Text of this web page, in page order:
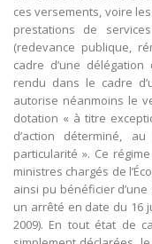
ces versements, voire
prestations de
(redevance publique,
cadre d’une
rendu dans le cadre
autorise néanmoins le
dotation « à titre
d’action déterminé,
particularité ». Ce
ministres chargés de
ainsi pu bénéficier
un arrêté en date du 16
2009). En tout état de